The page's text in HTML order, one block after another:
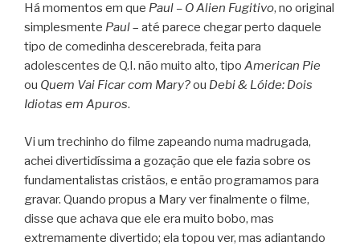
Há momentos em que Paul – O Alien Fugitivo, no original
simplesmente Paul– até parece chegar perto daquele
tipo de comedinha descerebrada, feita para
adolescentes de Q.I. não muito alto, tipo American Pie
ou Quem Vai Ficar com Mary?ou Debi & Lóide: Dois
Idiotas em Apuros.
Vi um trechinho do filme zapeando numa madrugada,
achei divertidíssima a gozação que ele fazia sobre os
fundamentalistas cristãos, e então programamos para
gravar. Quando propus a Mary ver finalmente o filme,
disse que achava que ele era muito bobo, mas
extremamente divertido; ela topou ver, mas adiantando